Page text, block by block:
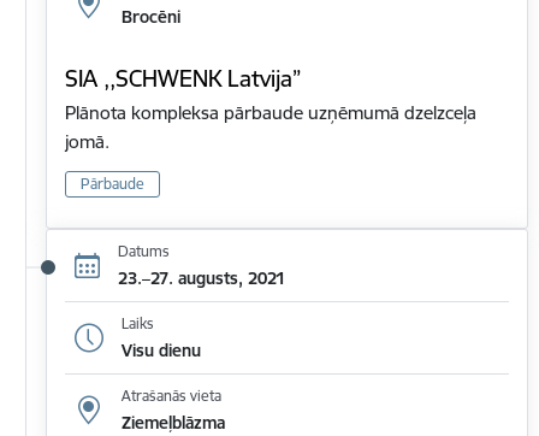
Brocēni
SIA ,,SCHWENK Latvija”
Plānota kompleksa pārbaude uzņēmumā dzelzceļa
jomā.
Pārbaude
Datums
23.–27. augusts, 2021
Laiks
Visu dienu
Atrašanās vieta
Ziemeļblāzma